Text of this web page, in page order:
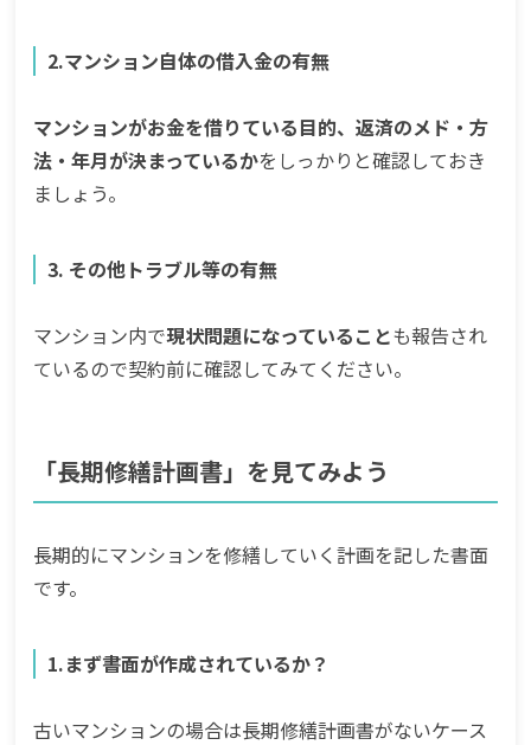
2.マンション自体の借入金の有無
マンションがお金を借りている目的、返済のメド・方
法・年月が決まっているかをしっかりと確認しておき
ましょう。
3. その他トラブル等の有無
マンション内で現状問題になっていることも報告され
ているので契約前に確認してみてください。
「長期修繕計画書」を見てみよう
長期的にマンションを修繕していく計画を記した書面
です。
1.まず書面が作成されているか？
古いマンションの場合は長期修繕計画書がないケース